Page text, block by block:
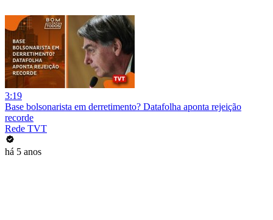
3:19
Base bolsonarista em derretimento? Datafolha aponta rejeição
recorde
Rede TVT
há 5 anos